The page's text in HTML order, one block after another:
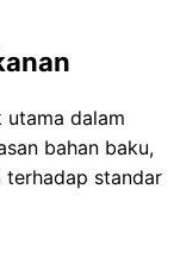
utama dalam
bahan baku,
terhadap standar